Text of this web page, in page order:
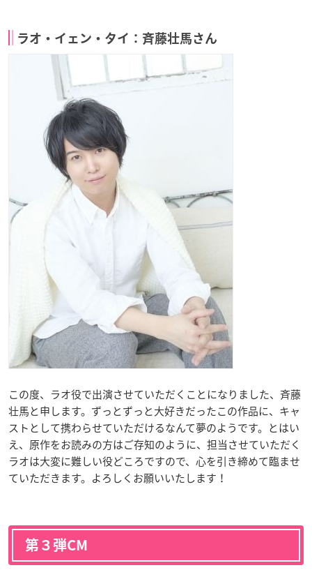
ラオ・イェン・タイ：斉藤壮馬さん
この度、ラオ役で出演させていただくことになりました、斉藤
壮馬と申します。ずっとずっと大好きだったこの作品に、キャ
ストとして携わらせていただけるなんて夢のようです。とはい
え、原作をお読みの方はご存知のように、担当させていただく
ラオは大変に難しい役どころですので、心を引き締めて臨ませ
ていただきます。よろしくお願いいたします！
第３弾CM